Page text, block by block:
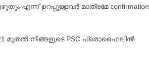
എന്ന് ഉറപ്പുള്ളവർ മാത്രമേ confirmation
21 മുതൽ നിങ്ങളുടെ PSC പ്രൊഫൈലിൽ